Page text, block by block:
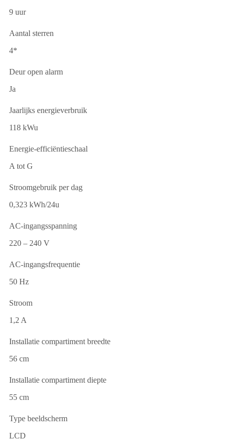
9 uur
Aantal sterren
4*
Deur open alarm
Ja
Jaarlijks energieverbruik
118 kWu
Energie-efficiëntieschaal
A tot G
Stroomgebruik per dag
0,323 kWh/24u
AC-ingangsspanning
220 – 240 V
AC-ingangsfrequentie
50 Hz
Stroom
1,2 A
Installatie compartiment breedte
56 cm
Installatie compartiment diepte
55 cm
Type beeldscherm
LCD